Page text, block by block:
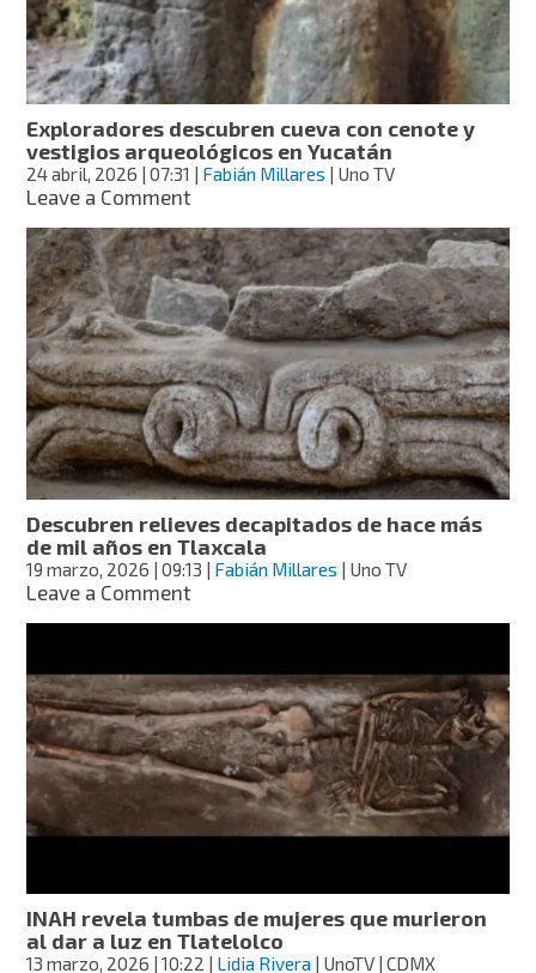
zona
arqueológica
de
Huapalcalco
Exploradores descubren cueva con cenote y
vestigios arqueológicos en Yucatán
24 abril, 2026 | 07:31 | Fabián Millares | Uno TV
Leave a Commenton
descubren
cueva
con
cenote
y
vestigios
arqueológicos
en
Yucatán
Descubren relieves decapitados de hace más
de mil años en Tlaxcala
19 marzo, 2026 | 09:13 | Fabián Millares | Uno TV
Leave a Commenton
de
hace
más
de
mil
años
en
INAH revela tumbas de mujeres que murieron
al dar a luz en Tlatelolco
13 marzo, 2026 | 10:22 Lidia Rivera | UnoTV | CDMX